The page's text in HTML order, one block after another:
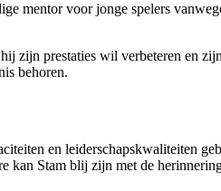
mentor voor jonge spelers
zijn prestaties wil verbeteren en
behoren.
en leiderschapskwaliteiten
Stam blij zijn met de